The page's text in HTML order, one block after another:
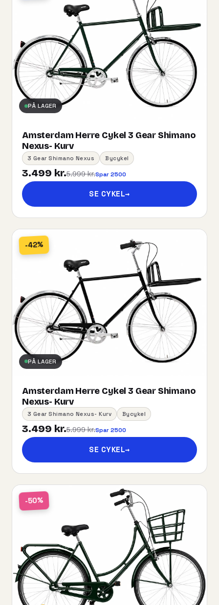
PÅ LAGER
Amsterdam Herre Cykel 3 Gear Shimano
Nexus- Kurv
3 Gear Shimano Nexus Bycykel
3.499 kr.5.999 kr.Spar 2500
SE CYKEL→
-42%
PÅ LAGER
Amsterdam Herre Cykel 3 Gear Shimano
Nexus- Kurv
3 Gear Shimano Nexus- Kurv Bycykel
3.499 kr.5.999 kr.Spar 2500
SE CYKEL→
-50%